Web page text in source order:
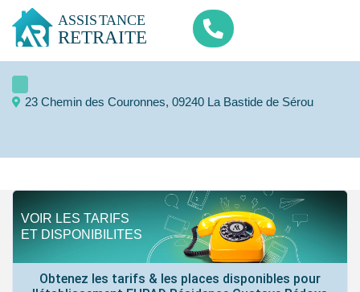
23 Chemin des Couronnes, 09240 La Bastide de Sérou
VOIR LES TARIFS
ET DISPONIBILITES
Obtenez les tarifs & les places disponibles pour